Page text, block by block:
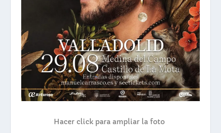
Hacer click para ampliar la foto